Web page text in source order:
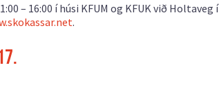
– 16:00 í húsi KFUM og KFUK við Holtaveg í
.